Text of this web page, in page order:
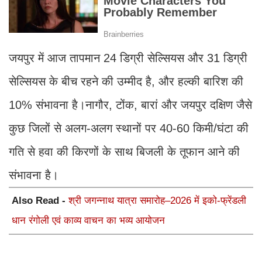
जयपुर में आज तापमान 24 डिग्री सेल्सियस और 31 डिग्री
सेल्सियस के बीच रहने की उम्मीद है, और हल्की बारिश की
10% संभावना है।नागौर, टोंक, बारां और जयपुर दक्षिण जैसे
कुछ जिलों से अलग-अलग स्थानों पर 40-60 किमी/घंटा की
गति से हवा की किरणों के साथ बिजली के तूफान आने की
संभावना है।
Also Read -श्री जगन्नाथ यात्रा समारोह–2026 में इको-फ्रेंडली
धान रंगोली एवं काव्य वाचन का भव्य आयोजन